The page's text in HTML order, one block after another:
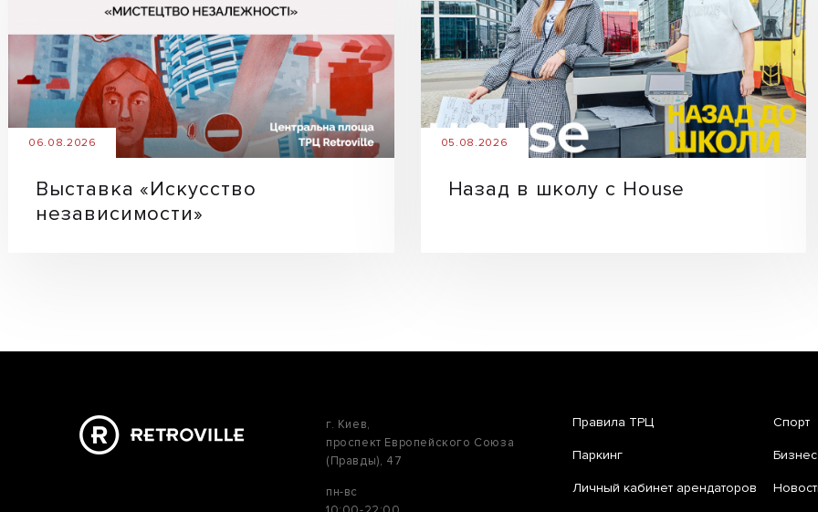
06.08.2026
Выставка «Искусство
независимости»
05.08.2026
Назад в школу с House
г. Киев,
проспект Европейского Союза
(Правды), 47
пн-вс
Правила ТРЦ
Паркинг
Личный кабинет арендаторов
Спорт